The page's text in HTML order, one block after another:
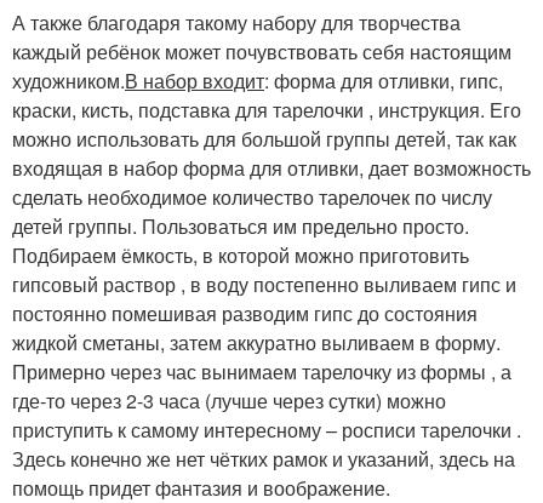
А также благодаря такому набору для творчества
каждый ребёнок может почувствовать себя настоящим
художником.В набор входит: форма для отливки, гипс,
краски, кисть, подставка для тарелочки , инструкция. Его
можно использовать для большой группы детей, так как
входящая в набор форма для отливки, дает возможность
сделать необходимое количество тарелочек по числу
детей группы. Пользоваться им предельно просто.
Подбираем ёмкость, в которой можно приготовить
гипсовый раствор , в воду постепенно выливаем гипс и
постоянно помешивая разводим гипс до состояния
жидкой сметаны, затем аккуратно выливаем в форму.
Примерно через час вынимаем тарелочку из формы , а
где-то через 2-3 часа (лучше через сутки) можно
приступить к самому интересному – росписи тарелочки .
Здесь конечно же нет чётких рамок и указаний, здесь на
помощь придет фантазия и воображение.